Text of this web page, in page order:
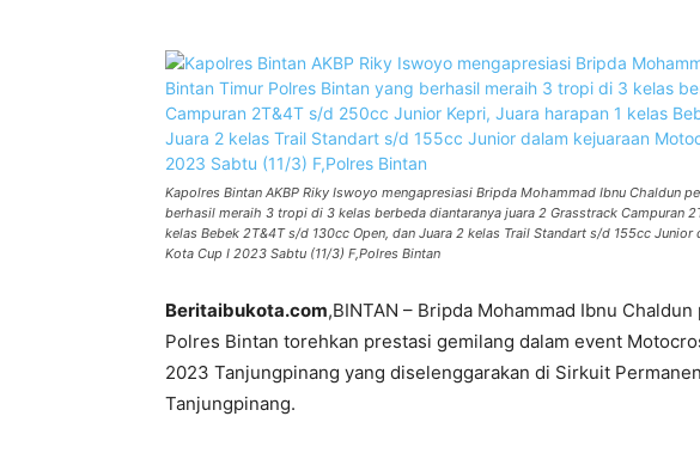
Kapolres Bintan AKBP Riky Iswoyo mengapresiasi Bripda Mohammad Ibnu Chaldun
berhasil meraih 3 tropi di 3 kelas berbeda diantaranya juara 2 Grasstrack Campuran
kelas Bebek 2T&4T s/d 130cc Open, dan Juara 2 kelas Trail Standart s/d 155cc
Kota Cup I 2023 Sabtu (11/3) F,Polres Bintan
Beritaibukota.com,BINTAN – Bripda Mohammad Ibnu
Polres Bintan torehkan prestasi gemilang dalam event
2023 Tanjungpinang yang diselenggarakan di Sirkuit
Tanjungpinang.